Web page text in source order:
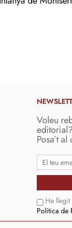
Voleu
editorial?
Posa’t
He
Política de